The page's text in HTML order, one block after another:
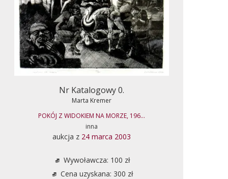
Nr Katalogowy 0.
Marta Kremer
POKÓJ Z WIDOKIEM NA MORZE, 196...
inna
aukcja z 24 marca 2003
Wywoławcza: 100 zł
Cena uzyskana: 300 zł